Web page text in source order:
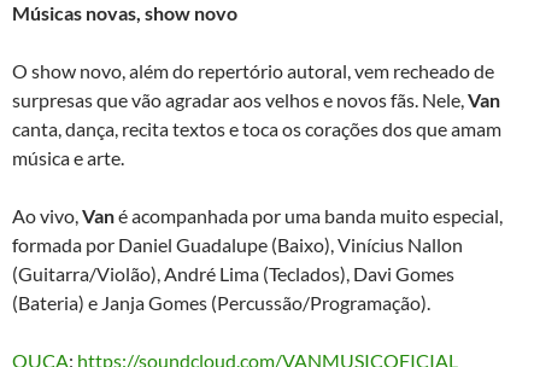
Músicas novas, show novo
O show novo, além do repertório autoral, vem recheado de
surpresas que vão agradar aos velhos e novos fãs. Nele,Van
canta, dança, recita textos e toca os corações dos que amam
música e arte.
Ao vivo,Vané acompanhada por uma banda muito especial,
formada por Daniel Guadalupe (Baixo), Vinícius Nallon
(Guitarra/Violão), André Lima (Teclados), Davi Gomes
(Bateria) e Janja Gomes (Percussão/Programação).
OUÇA: https://soundcloud.com/VANMUSICOFICIAL